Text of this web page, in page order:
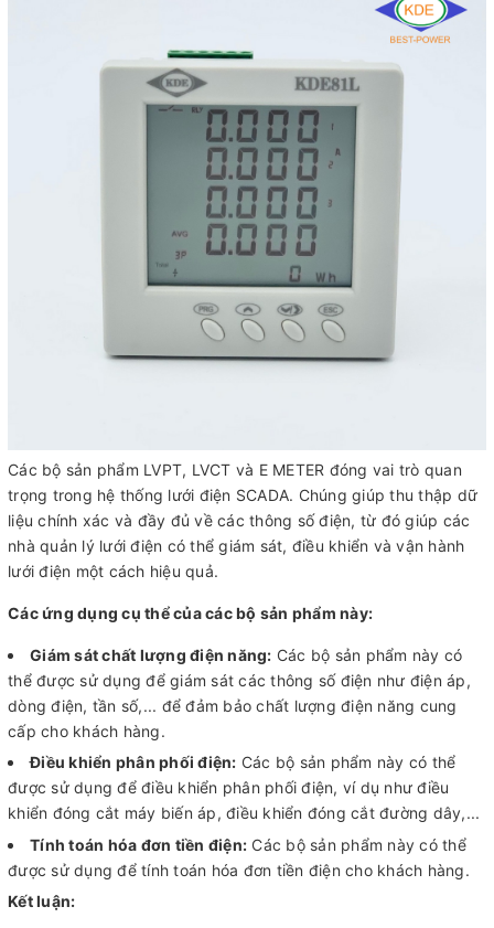
Các bộ sản phẩm LVPT, LVCT và E METER đóng vai trò quan
trọng trong hệ thống lưới điện SCADA. Chúng giúp thu thập dữ
liệu chính xác và đầy đủ về các thông số điện, từ đó giúp các
nhà quản lý lưới điện có thể giám sát, điều khiển và vận hành
lưới điện một cách hiệu quả.
Các ứng dụng cụ thể của các bộ sản phẩm này:
Giám sát chất lượng điện năng: Các bộ sản phẩm này có
thể được sử dụng để giám sát các thông số điện như điện áp,
dòng điện, tần số,... để đảm bảo chất lượng điện năng cung
cấp cho khách hàng.
Điều khiển phân phối điện: Các bộ sản phẩm này có thể
được sử dụng để điều khiển phân phối điện, ví dụ như điều
khiển đóng cắt máy biến áp, điều khiển đóng cắt đường dây,...
Tính toán hóa đơn tiền điện: Các bộ sản phẩm này có thể
được sử dụng để tính toán hóa đơn tiền điện cho khách hàng.
Kết luận: